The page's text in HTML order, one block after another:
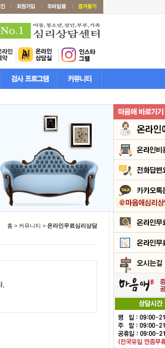
홈 > 커뮤니티 > 온라인무료심리상담